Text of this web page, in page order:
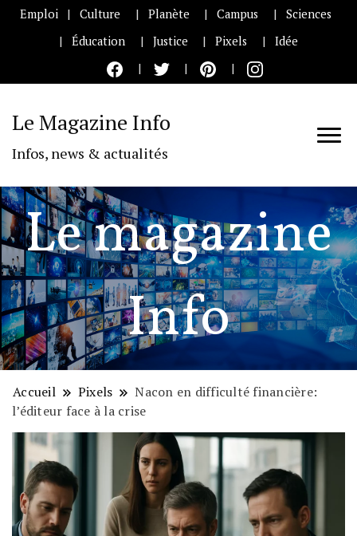
Emploi Culture Planète Campus
Sciences
Éducation
Justice Pixels Idée
Le Magazine Info
Infos, news & actualités
Le magazine
Info
Accueil Pixels
Nacon en difficulté financière:
l’éditeur face à la crise